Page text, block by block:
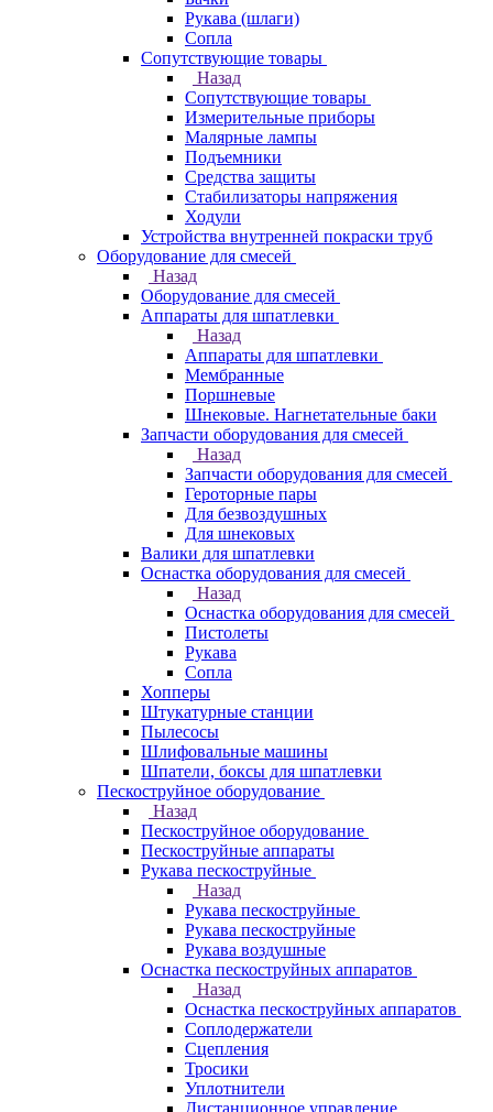
Рукава (шлаги)
Сопла
Сопутствующие товары
Назад
Сопутствующие товары
Измерительные приборы
Малярные лампы
Подъемники
Средства защиты
Стабилизаторы напряжения
Ходули
Устройства внутренней покраски труб
Оборудование для смесей
Назад
Оборудование для смесей
Аппараты для шпатлевки
Назад
Аппараты для шпатлевки
Мембранные
Поршневые
Шнековые. Нагнетательные баки
Запчасти оборудования для смесей
Назад
Запчасти оборудования для смесей
Героторные пары
Для безвоздушных
Для шнековых
Валики для шпатлевки
Оснастка оборудования для смесей
Назад
Оснастка оборудования для смесей
Пистолеты
Рукава
Сопла
Хопперы
Штукатурные станции
Пылесосы
Шлифовальные машины
Шпатели, боксы для шпатлевки
Пескоструйное оборудование
Назад
Пескоструйное оборудование
Пескоструйные аппараты
Рукава пескоструйные
Назад
Рукава пескоструйные
Рукава пескоструйные
Рукава воздушные
Оснастка пескоструйных аппаратов
Назад
Оснастка пескоструйных аппаратов
Соплодержатели
Сцепления
Тросики
Уплотнители
Дистанционное управление